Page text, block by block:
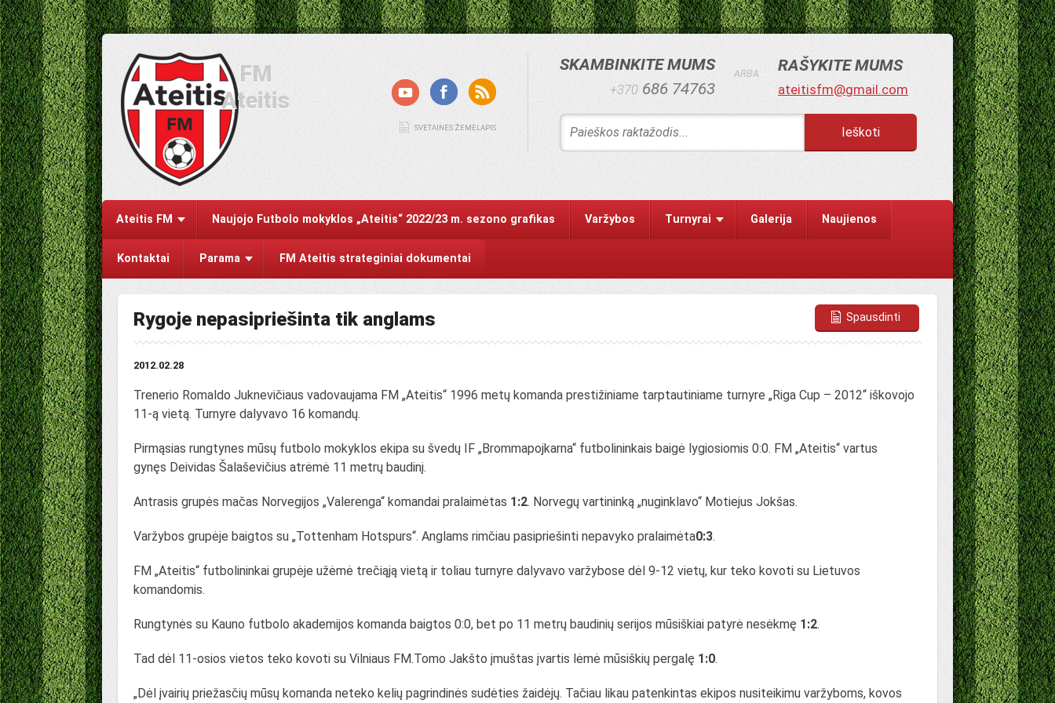
FM
Ateitis
SKAMBINKITE MUMS
+370686 74763
ARBA RAŠYKITE MUMS
ateitisfm@gmail.com
SVETAINĖS ŽEMĖLAPIS
Ateitis FM Naujojo Futbolo mokyklos „Ateitis“ 2022/23 m. sezono grafikas Varžybos Turnyrai Galerija Naujienos
Kontaktai Parama FM Ateitis strateginiai dokumentai
Rygoje nepasipriešinta tik anglams Spausdinti
2012.02.28
Trenerio Romaldo Juknevičiaus vadovaujama FM „Ateitis“ 1996 metų komanda prestižiniame tarptautiniame turnyre „Riga Cup – 2012“ iškovojo
11-ą vietą. Turnyre dalyvavo 16 komandų.
Pirmąsias rungtynes mūsų futbolo mokyklos ekipa su švedų IF „Brommapojkarna“ futbolininkais baigė lygiosiomis 0:0. FM „Ateitis“ vartus
gynęs Deividas Šalaševičius atrėmė 11 metrų baudinį.
Antrasis grupės mačas Norvegijos „Valerenga“ komandai pralaimėtas 1:2. Norvegų vartininką „nuginklavo“ Motiejus Jokšas.
Varžybos grupėje baigtos su „Tottenham Hotspurs“. Anglams rimčiau pasipriešinti nepavyko pralaimėta0:3.
FM „Ateitis“ futbolininkai grupėje užėmė trečiąją vietą ir toliau turnyre dalyvavo varžybose dėl 9-12 vietų, kur teko kovoti su Lietuvos
komandomis.
Rungtynės su Kauno futbolo akademijos komanda baigtos 0:0, bet po 11 metrų baudinių serijos mūsiškiai patyrė nesėkmę 1:2.
Tad dėl 11-osios vietos teko kovoti su Vilniaus FM.Tomo Jakšto įmuštas įvartis lėmė mūsiškių pergalę 1:0.
„Dėl įvairių priežasčių mūsų komanda neteko kelių pagrindinės sudėties žaidėjų. Tačiau likau patenkintas ekipos nusiteikimu varžyboms, kovos